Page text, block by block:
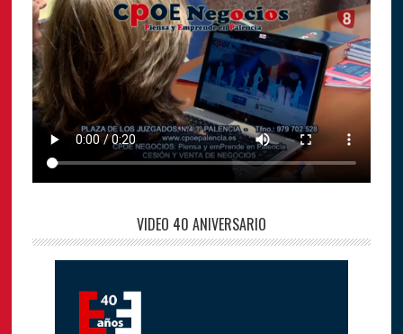
VIDEO 40 ANIVERSARIO